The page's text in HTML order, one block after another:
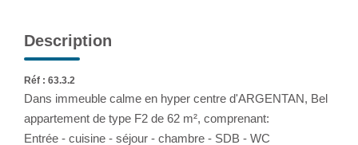
Description
Réf : 63.3.2
Dans immeuble calme en hyper centre d'ARGENTAN, Bel
appartement de type F2 de 62 m², comprenant:
Entrée - cuisine - séjour - chambre - SDB - WC